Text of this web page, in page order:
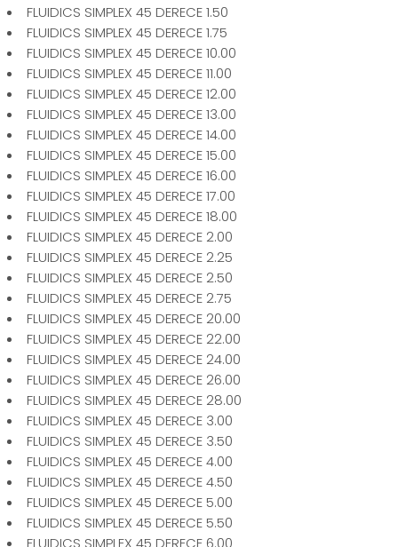
FLUIDICS SIMPLEX 45 DERECE 1.50
FLUIDICS SIMPLEX 45 DERECE 1.75
FLUIDICS SIMPLEX 45 DERECE 10.00
FLUIDICS SIMPLEX 45 DERECE 11.00
FLUIDICS SIMPLEX 45 DERECE 12.00
FLUIDICS SIMPLEX 45 DERECE 13.00
FLUIDICS SIMPLEX 45 DERECE 14.00
FLUIDICS SIMPLEX 45 DERECE 15.00
FLUIDICS SIMPLEX 45 DERECE 16.00
FLUIDICS SIMPLEX 45 DERECE 17.00
FLUIDICS SIMPLEX 45 DERECE 18.00
FLUIDICS SIMPLEX 45 DERECE 2.00
FLUIDICS SIMPLEX 45 DERECE 2.25
FLUIDICS SIMPLEX 45 DERECE 2.50
FLUIDICS SIMPLEX 45 DERECE 2.75
FLUIDICS SIMPLEX 45 DERECE 20.00
FLUIDICS SIMPLEX 45 DERECE 22.00
FLUIDICS SIMPLEX 45 DERECE 24.00
FLUIDICS SIMPLEX 45 DERECE 26.00
FLUIDICS SIMPLEX 45 DERECE 28.00
FLUIDICS SIMPLEX 45 DERECE 3.00
FLUIDICS SIMPLEX 45 DERECE 3.50
FLUIDICS SIMPLEX 45 DERECE 4.00
FLUIDICS SIMPLEX 45 DERECE 4.50
FLUIDICS SIMPLEX 45 DERECE 5.00
FLUIDICS SIMPLEX 45 DERECE 5.50
FLUIDICS SIMPLEX 45 DERECE 6.00